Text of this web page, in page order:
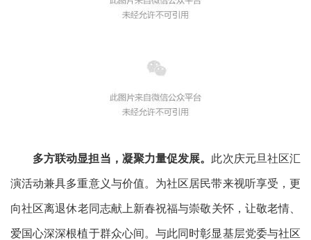
多方联动显担当，凝聚力量促发展。 此次庆元旦社区汇
演活动兼具多重意义与价值。为社区居民带来视听享受，更
向社区离退休老同志献上新春祝福与崇敬关怀，让敬老情、
爱国心深深根植于群众心间。与此同时彰显基层党委与社区